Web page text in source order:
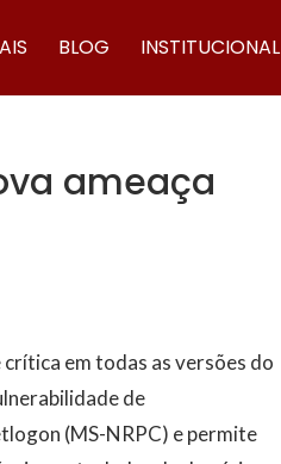
BLOG INSTITUCIONAL
ameaça
em todas as versões do
de
(MS-NRPC) e permite